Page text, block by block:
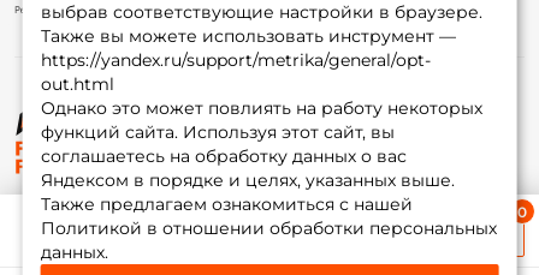
Ближайшая доставка
≈ 1 дн.
выбрав соответствующие настройки в браузере.
Также вы можете использовать инструмент —
https://yandex.ru/support/metrika/general/opt-
out.html
Однако это может повлиять на работу некоторых
функций сайта. Используя этот сайт, вы
соглашаетесь на обработку данных о вас
Яндексом в порядке и целях, указанных выше.
Также предлагаем ознакомиться с нашей
Политикой в отношении обработки персональных
данных.
© ФоксФишинг, 2009-2026